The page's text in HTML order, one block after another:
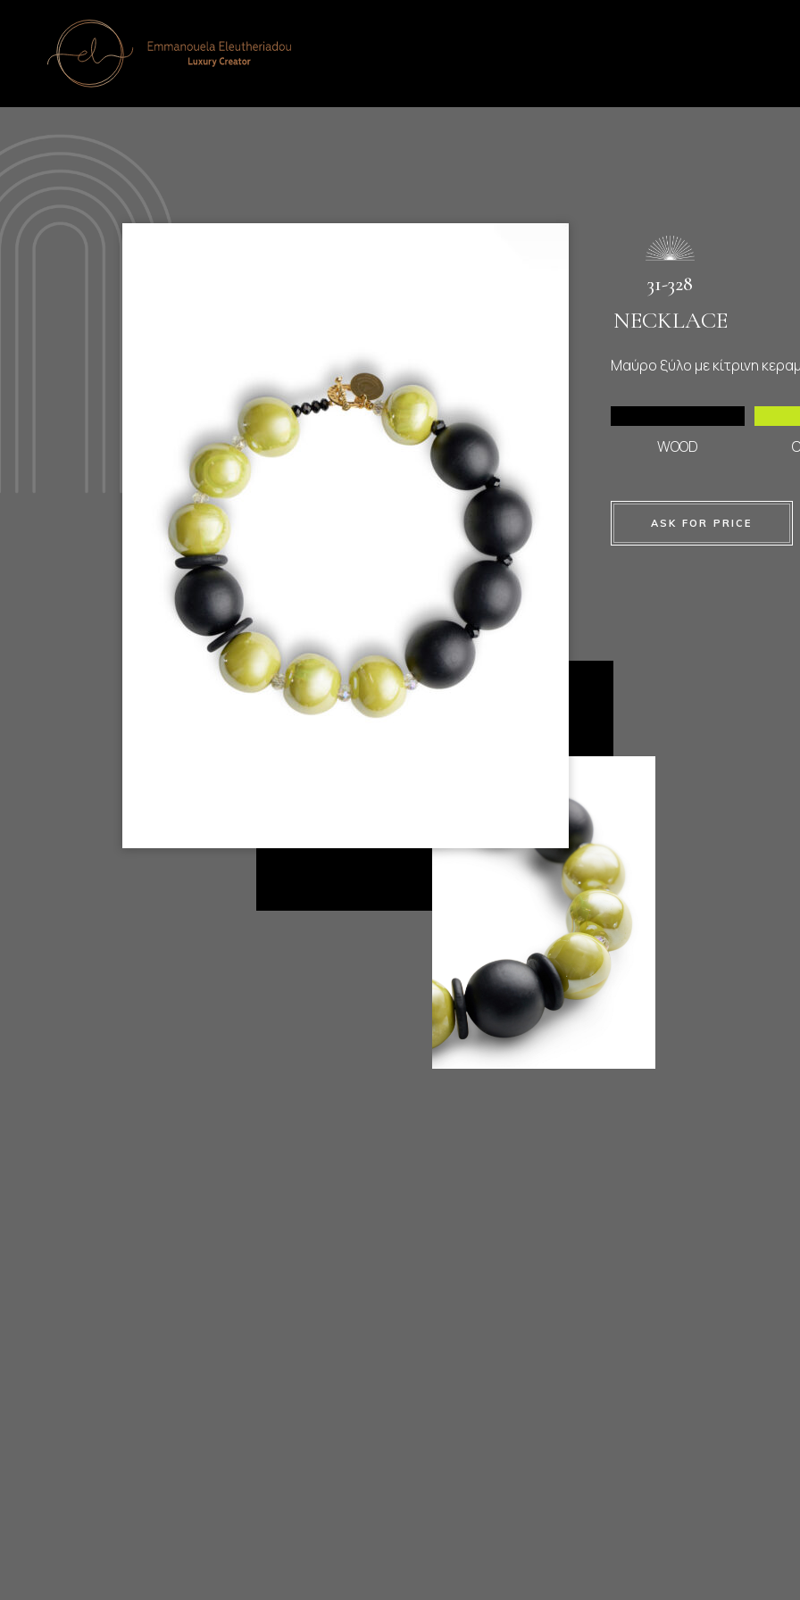
31-328
NECKLACE
Μαύρο ξύλο με κίτρινη
WOOD
ASK FOR PRICE